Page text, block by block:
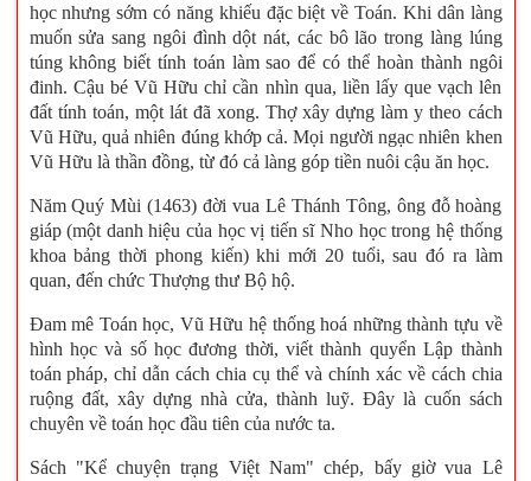
học nhưng sớm có năng khiếu đặc biệt về Toán. Khi dân làng
muốn sửa sang ngôi đình dột nát, các bô lão trong làng lúng
túng không biết tính toán làm sao để có thể hoàn thành ngôi
đinh. Cậu bé Vũ Hữu chỉ cần nhìn qua, liền lấy que vạch lên
đất tính toán, một lát đã xong. Thợ xây dựng làm y theo cách
Vũ Hữu, quả nhiên đúng khớp cả. Mọi người ngạc nhiên khen
Vũ Hữu là thần đồng, từ đó cả làng góp tiền nuôi cậu ăn học.
Năm Quý Mùi (1463) đời vua Lê Thánh Tông, ông đỗ hoàng
giáp (một danh hiệu của học vị tiến sĩ Nho học trong hệ thống
khoa bảng thời phong kiến) khi mới 20 tuổi, sau đó ra làm
quan, đến chức Thượng thư Bộ hộ.
Đam mê Toán học, Vũ Hữu hệ thống hoá những thành tựu về
hình học và số học đương thời, viết thành quyển Lập thành
toán pháp, chỉ dẫn cách chia cụ thể và chính xác về cách chia
ruộng đất, xây dựng nhà cửa, thành luỹ. Đây là cuốn sách
chuyên về toán học đầu tiên của nước ta.
Sách "Kể chuyện trạng Việt Nam" chép, bấy giờ vua Lê